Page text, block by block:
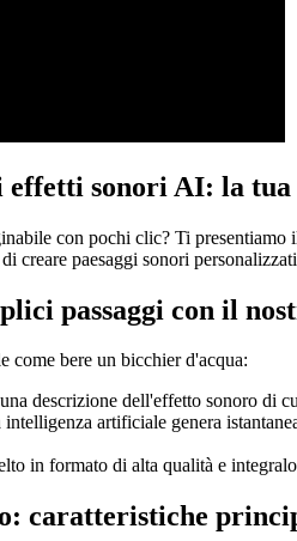
effetti sonori AI: la tua
con pochi clic? Ti
creare paesaggi sonori
passaggi con il
come bere un bicchier d'acqua:
descrizione dell'effetto sonoro di
intelligenza artificiale genera
in formato di alta qualità e
caratteristiche